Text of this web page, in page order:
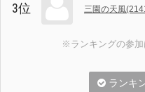
3位 三園の天風
※ランキングの参加
ランキ